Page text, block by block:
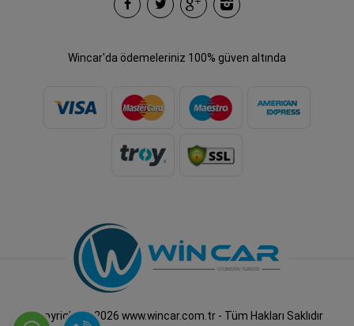
Wincar'da ödemeleriniz 100% güven altında
Copyright © 2026 www.wincar.com.tr - Tüm Hakları Saklıdır